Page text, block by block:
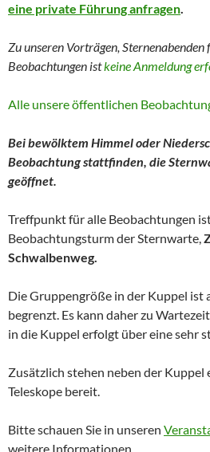
eine private Führung anfragen.
Zu unseren Vorträgen,
Beobachtungen istkeine Anmeldung
Alle unsere öffentlichen
Bei bewölktem Himmel oder
Beobachtung stattfinden, die
geöffnet.
Treffpunkt für alle Beobachtungen
Beobachtungsturm der Sternwarte,
Schwalbenweg.
Die Gruppengröße in der Kuppel ist
begrenzt. Es kann daher zu
in die Kuppel erfolgt über eine sehr
Zusätzlich stehen neben der Kuppel
Teleskope bereit.
Bitte schauen Sie in unseren
weitere Informationen.